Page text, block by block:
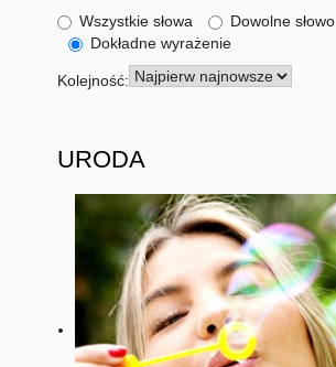
Wszystkie słowa
Dowolne słowo
Dokładne wyrażenie
Kolejność:
URODA